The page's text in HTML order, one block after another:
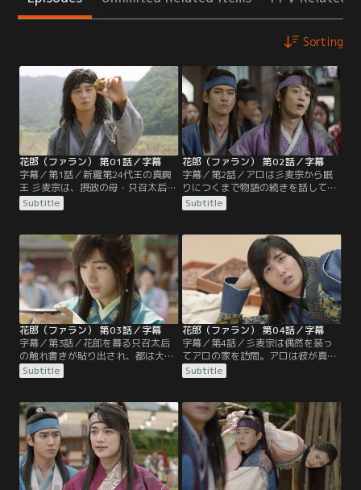
Sorting
花郎（ファラン） 第01話／字幕
字幕／第1話／新羅第24代王の真興
王 彡麦宗は、摂政の母・只召太后の
命令で幼い頃に王宮を離れ、世間に
顔を明かすことなく生きてきた。不
集めていたアロの話を聞いているう
ちに眠りに誘われ、彼女に興味を抱
く。そんな中、只召太后は新羅の未
来のために王の親衛隊を作ろうと考
え、獄中のウィファに取引を持ちか
ける。
Subtitle
花郎（ファラン） 第02話／字幕
字幕／第2話／アロは彡麦宗から眠
りにつくまで物語の続きを話してほ
しいと頼まれ、多額の報酬に惹かれ
てしぶしぶ依頼を引き受ける。一
マンムンを救出。しかし、「彡麦宗
の顔を見た者を殺せ」という只召太
后の命令によってマンムンは禁衛将
に追われ、ムミョンと共に深手を負
う。アロの父アンジは山中で2人を
発見するが…。
Subtitle
花郎（ファラン） 第03話／字幕
字幕／第3話／花郎を募る只召太后
の触れ書きが貼り出され、都は大騒
ぎになる。アロは多易書の主人ピジ
ュギから貴公子の調査を任され、花
ウィファに報告。一方、権力者のパ
ク・ヨンシルは花郎の創成には王の
許可が必要だと只召太后に迫り、彡
麦宗を誘い出そうと企む。そんな
中、アンジはムミョンを追っ手から
守るべく…。
Subtitle
花郎（ファラン） 第04話／字幕
字幕／第4話／彡麦宗は偶然を装っ
てアロの家を訪問。アロは彼が真興
王であるとは夢にも思わず、世間に
姿を現わさない王の心情を理解でき
猛反対する中、ウィファはスホとパ
ンリュに罠を仕掛ける。彡麦宗はジ
ディという偽名でウィファに会い、
只召太后を倒すために花郎になりた
いと宣言するのだった。そんな
中…。
Subtitle